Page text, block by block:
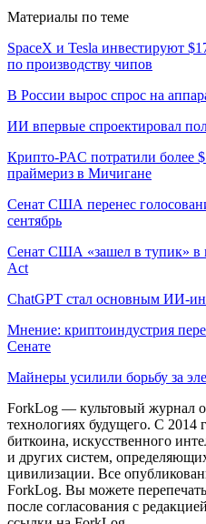
Материалы по теме
SpaceX и Tesla инвестируют
по производству чипов
В России вырос спрос на
ИИ впервые спроектировал
Крипто-PAC потратили более
праймериз в Мичигане
Сенат США перенес
сентябрь
Сенат США «зашел в тупик» в
Act
ChatGPT стал основным ИИ-
Мнение: криптоиндустрия
Сенате
Майнеры усилили борьбу за
ForkLog — культовый журнал
технологиях будущего. С 2014
биткоина, искусственного
и других систем,
цивилизации. Все
ForkLog. Вы можете
после согласования с